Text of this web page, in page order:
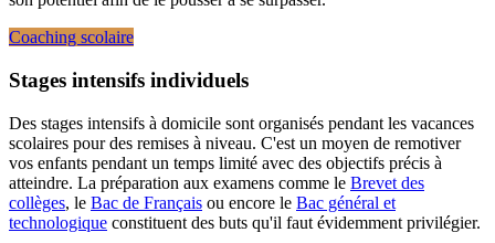
Coaching scolaire
Stages intensifs individuels
Des stages intensifs à domicile sont organisés pendant les vacances
scolaires pour des remises à niveau. C'est un moyen de remotiver
vos enfants pendant un temps limité avec des objectifs précis à
atteindre. La préparation aux examens comme le Brevet des
collèges, le Bac de Français ou encore le Bac général et
technologique constituent des buts qu'il faut évidemment privilégier.